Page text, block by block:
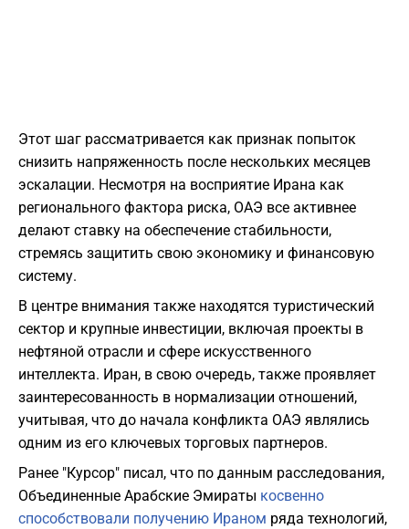
Этот шаг рассматривается как признак попыток
снизить напряженность после нескольких месяцев
эскалации. Несмотря на восприятие Ирана как
регионального фактора риска, ОАЭ все активнее
делают ставку на обеспечение стабильности,
стремясь защитить свою экономику и финансовую
систему.
В центре внимания также находятся туристический
сектор и крупные инвестиции, включая проекты в
нефтяной отрасли и сфере искусственного
интеллекта. Иран, в свою очередь, также проявляет
заинтересованность в нормализации отношений,
учитывая, что до начала конфликта ОАЭ являлись
одним из его ключевых торговых партнеров.
Ранее "Курсор" писал, что по данным расследования,
Объединенные Арабские Эмираты косвенно
способствовали получению Ираном ряда технологий,